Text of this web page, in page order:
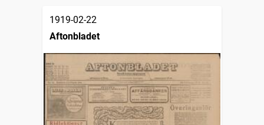
1919-02-22
Aftonbladet